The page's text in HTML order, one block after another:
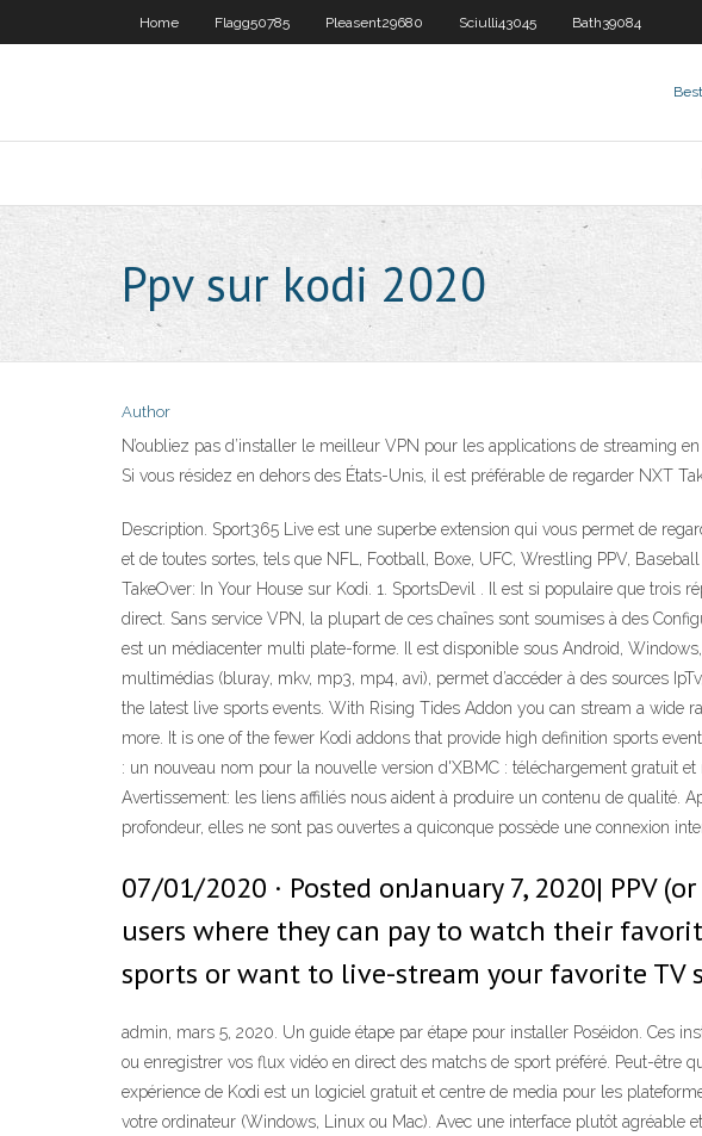
Home Flagg50785 Pleasent29680 Sciulli43045 Bath39084
Ppv sur kodi 2020
Author
N’oubliez pas d’installer le meilleur VPN pour les applications de streaming
Si vous résidez en dehors des États-Unis, il est préférable de regarder NXT
Description. Sport365 Live est une superbe extension qui vous permet de
et de toutes sortes, tels que NFL, Football, Boxe, UFC, Wrestling PPV,
TakeOver: In Your House sur Kodi. 1. SportsDevil . Il est si populaire que trois
direct. Sans service VPN, la plupart de ces chaînes sont soumises à des
est un médiacenter multi plate-forme. Il est disponible sous Android,
multimédias (bluray, mkv, mp3, mp4, avi), permet d’accéder à des sources
the latest live sports events. With Rising Tides Addon you can stream a wide
more. It is one of the fewer Kodi addons that provide high definition sports
: un nouveau nom pour la nouvelle version d'XBMC : téléchargement gratuit
Avertissement: les liens affiliés nous aident à produire un contenu de qualité.
profondeur, elles ne sont pas ouvertes a quiconque possède une connexion
07/01/2020 · Posted onJanuary 7, 2020| PPV
users where they can pay to watch their
sports or want to live-stream your favorite TV
admin, mars 5, 2020. Un guide étape par étape pour installer Poséidon. Ces
ou enregistrer vos flux vidéo en direct des matchs de sport préféré. Peut-être
expérience de Kodi est un logiciel gratuit et centre de media pour les
votre ordinateur (Windows, Linux ou Mac). Avec une interface plutôt agréable